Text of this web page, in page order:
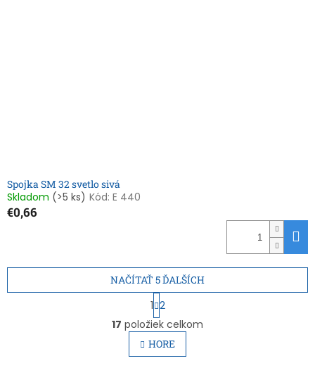
Spojka SM 32 svetlo sivá
Skladom (>5 ks) Kód: E 440
€0,66
O
v
l
á
NAČÍTAŤ 5 ĎALŠÍCH
S
t
r
á
n
k
1 2
17 položiek celkom
HORE